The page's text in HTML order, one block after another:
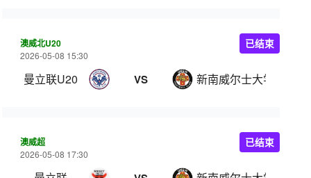
澳威北U20
2026-05-08 15:30
曼立联U20 VS 新南威尔士大学U20
已结束
澳威超
2026-05-08 17:30
已结束